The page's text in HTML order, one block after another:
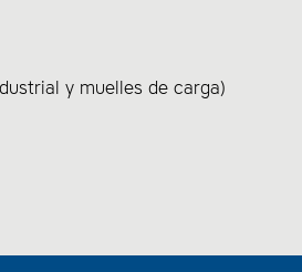
y muelles de carga)